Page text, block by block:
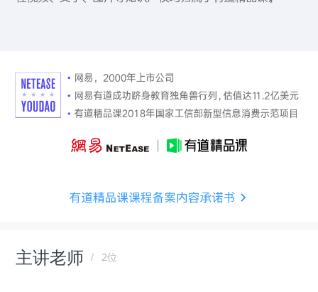
主讲老师 2位